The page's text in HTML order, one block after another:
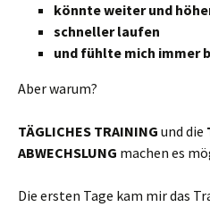
könnte weiter und
schneller laufen
und fühlte mich immer
Aber warum?
TÄGLICHES TRAINING und die
ABWECHSLUNG machen es
Die ersten Tage kam mir das